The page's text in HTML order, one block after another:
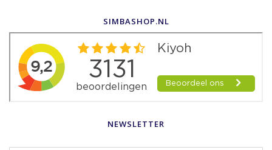
SIMBASHOP.NL
NEWSLETTER